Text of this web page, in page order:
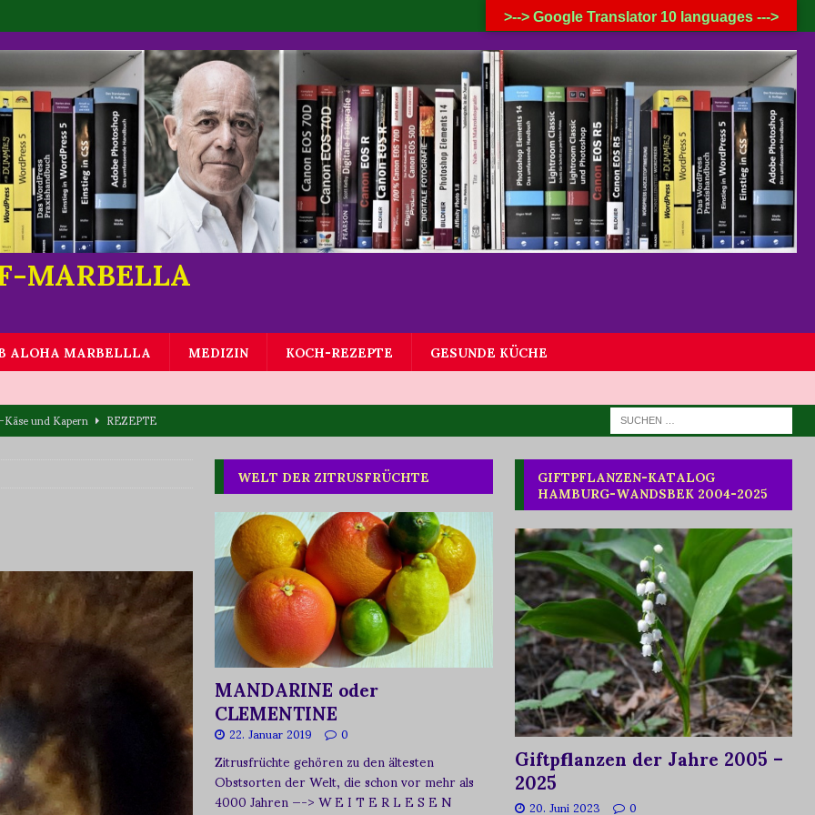
7. AUGUST 2026
MARBELLA
ALOHA MARBELLLA MEDIZIN KOCH-REZEPTE GESUNDE KÜCHE
und Kapern REZEPTE
Buschpflaume? WELT DER ZITRUSFRÜCHTE
MANDARINE oder
CLEMENTINE
22. Januar 2019 0
Zitrusfrüchte gehören zu den ältesten
Obstsorten der Welt, die schon vor mehr als
4000 Jahren—-> W E I T E R L E S E N
GIFTPFLANZEN-KATALOG
HAMBURG-WANDSBEK 2004-2025
Giftpflanzen der Jahre 2005 –
2025
20. Juni 2023 0
>--> Google Translator 10 languages --->